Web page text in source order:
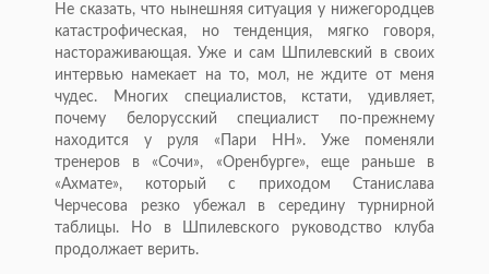
Не сказать, что нынешняя ситуация у нижегородцев
катастрофическая, но тенденция, мягко говоря,
настораживающая. Уже и сам Шпилевский в своих
интервью намекает на то, мол, не ждите от меня
чудес. Многих специалистов, кстати, удивляет,
почему белорусский специалист по-прежнему
находится у руля «Пари НН». Уже поменяли
тренеров в «Сочи», «Оренбурге», еще раньше в
«Ахмате», который с приходом Станислава
Черчесова резко убежал в середину турнирной
таблицы. Но в Шпилевского руководство клуба
продолжает верить.